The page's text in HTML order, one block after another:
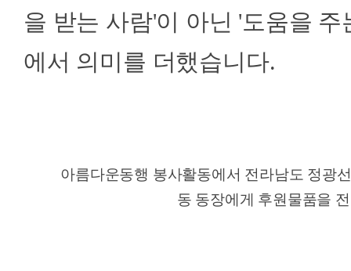
을 받는 사람'이 아닌 '도움을
에서 의미를 더했습니다.
아름다운동행 봉사활동에서 전라남도 정광
동 동장에게 후원물품을